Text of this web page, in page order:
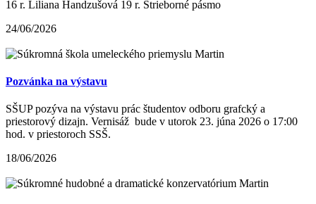
16 r. Liliana Handzušová 19 r. Strieborné pásmo
24/06/2026
Pozvánka na výstavu
SŠUP pozýva na výstavu prác študentov odboru grafcký a
priestorový dizajn. Vernisáž bude v utorok 23. júna 2026 o 17:00
hod. v priestoroch SSŠ.
18/06/2026